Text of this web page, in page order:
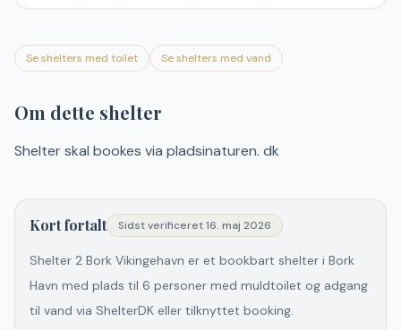
Se shelters med toilet Se shelters med vand
Om dette shelter
Shelter skal bookes via pladsinaturen. dk
Kort fortalt Sidst verificeret16. maj 2026
Shelter 2 Bork Vikingehavn er et bookbart shelter i Bork
Havn med plads til 6 personer med muldtoilet og adgang
til vand via ShelterDK eller tilknyttet booking.